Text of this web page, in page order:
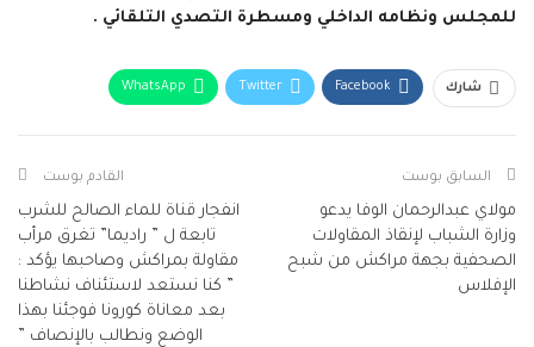
للمجلس ونظامه الداخلي ومسطرة التصدي التلقائي .
شارك Facebook
Twitter
WhatsApp
Telegram
السابق بوست
مولاي عبدالرحمان الوفا يدعو
وزارة الشباب لإنقاذ المقاولات
الصحفية بجهة مراكش من شبح
الإفلاس
القادم بوست
انفجار قناة للماء الصالح للشرب
تابعة ل ” راديما” تغرق مرأب
مقاولة بمراكش وصاحبها يؤكد :
” كنا نستعد لاستئناف نشاطنا
بعد معاناة كورونا فوجئنا بهذا
الوضع ونطالب بالإنصاف ”